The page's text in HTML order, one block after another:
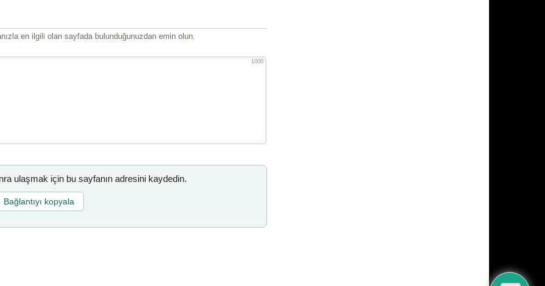
en ilgili olan sayfada bulunduğunuzdan emin olun.
1000
ulaşmak için bu sayfanın adresini kaydedin.
Bağlantıyı kopyala